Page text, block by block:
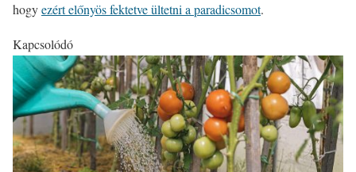
hogyezért előnyös fektetve ültetni a paradicsomot.
Kapcsolódó